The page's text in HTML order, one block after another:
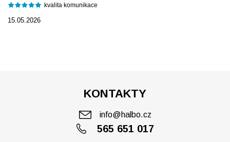
kvalita komunikace
15.05.2026
KONTAKTY
565 651 017
info@halbo.cz